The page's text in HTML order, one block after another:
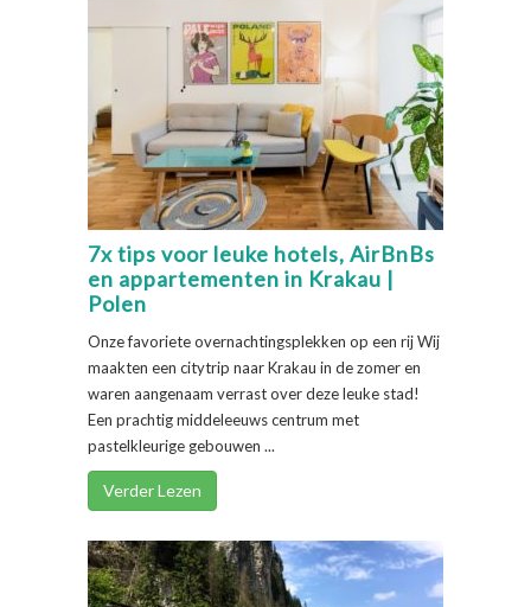
7x tips voor leuke hotels, AirBnBs
en appartementen in Krakau |
Polen
Onze favoriete overnachtingsplekken op een rij Wij
maakten een citytrip naar Krakau in de zomer en
waren aangenaam verrast over deze leuke stad!
Een prachtig middeleeuws centrum met
pastelkleurige gebouwen ...
Verder Lezen